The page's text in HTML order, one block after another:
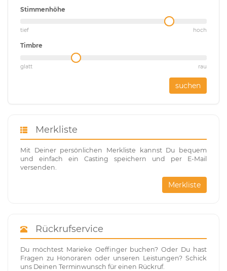
Stimmenhöhe
tief hoch
Timbre
glatt rau
suchen
Merkliste
Mit Deiner persönlichen Merkliste kannst Du bequem
und einfach ein Casting speichern und per E-Mail
versenden.
Merkliste
Rückrufservice
Du möchtest Marieke Oeffinger buchen? Oder Du hast
Fragen zu Honoraren oder unseren Leistungen? Schick
uns Deinen Terminwunsch für einen Rückruf.